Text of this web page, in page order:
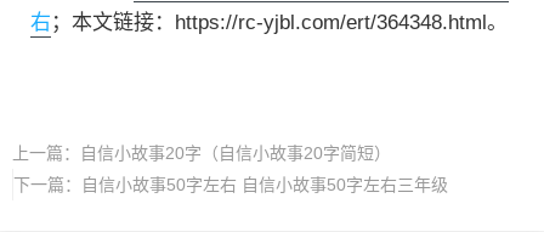
右 ；本文链接：https://rc-yjbl.com/ert/364348.html。
上一篇：
自信小故事20字（自信小故事20字简短）
下一篇：
自信小故事50字左右 自信小故事50字左右三年级